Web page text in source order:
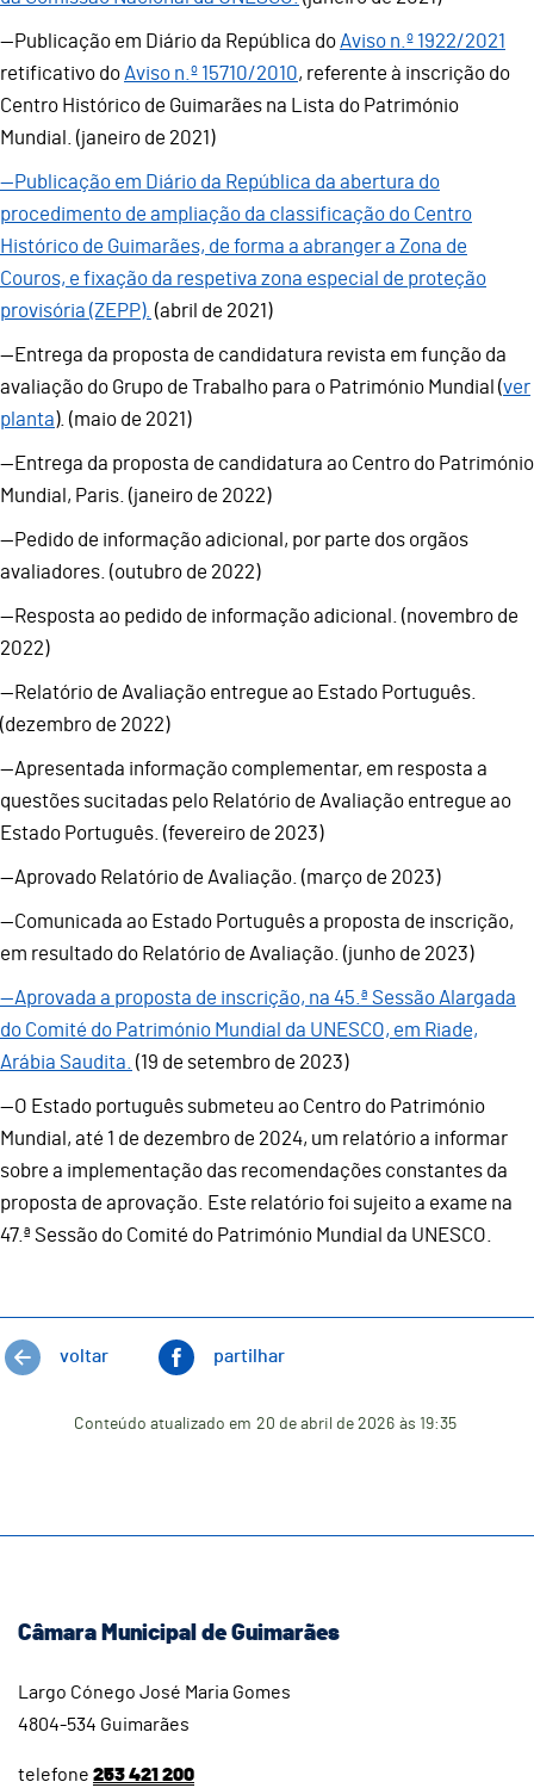
—Publicação em Diário da República do Aviso n.º 1922/2021
retificativo do Aviso n.º 15710/2010, referente à inscrição do
Centro Histórico de Guimarães na Lista do Património
Mundial. (janeiro de 2021)
—Publicação em Diário da República da abertura do
procedimento de ampliação da classificação do Centro
Histórico de Guimarães, de forma a abranger a Zona de
Couros, e fixação da respetiva zona especial de proteção
provisória (ZEPP). (abril de 2021)
—Entrega da proposta de candidatura revista em função da
avaliação do Grupo de Trabalho para o Património Mundial (ver
planta). (maio de 2021)
—Entrega da proposta de candidatura ao Centro do Património
Mundial, Paris. (janeiro de 2022)
—Pedido de informação adicional, por parte dos orgãos
avaliadores. (outubro de 2022)
—Resposta ao pedido de informação adicional. (novembro de
2022)
—Relatório de Avaliação entregue ao Estado Português.
(dezembro de 2022)
—Apresentada informação complementar, em resposta a
questões sucitadas pelo Relatório de Avaliação entregue ao
Estado Português. (fevereiro de 2023)
—Aprovado Relatório de Avaliação. (março de 2023)
—Comunicada ao Estado Português a proposta de inscrição,
em resultado do Relatório de Avaliação. (junho de 2023)
—Aprovada a proposta de inscrição, na 45.ª Sessão Alargada
do Comité do Património Mundial da UNESCO, em Riade,
Arábia Saudita. (19 de setembro de 2023)
—O Estado português submeteu ao Centro do Património
Mundial, até 1 de dezembro de 2024, um relatório a informar
sobre a implementação das recomendações constantes da
proposta de aprovação. Este relatório foi sujeito a exame na
47.ª Sessão do Comité do Património Mundial da UNESCO.
voltar partilhar
Conteúdo atualizado em 20 de abril de 2026 às 19:35
Câmara Municipal de Guimarães
Largo Cónego José Maria Gomes
4804-534 Guimarães
telefone 253 421 200